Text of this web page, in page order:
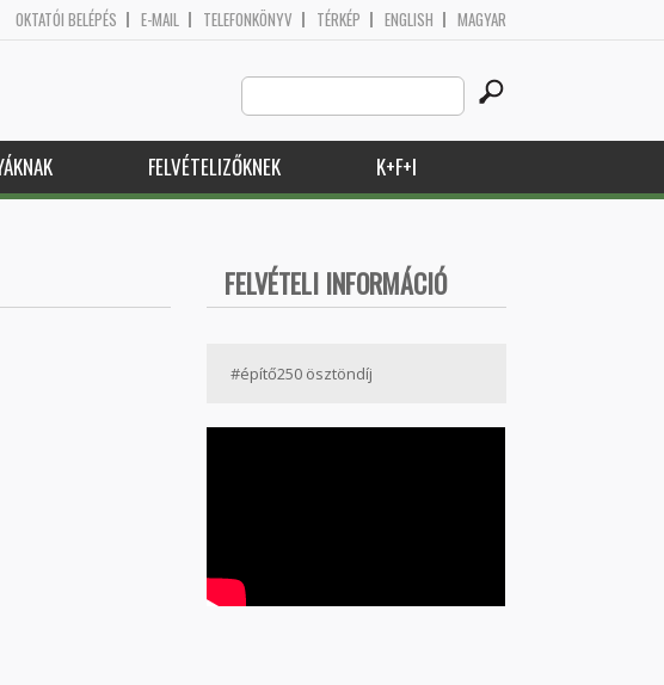
OKTATÓI BELÉPÉS E-MAIL TELEFONKÖNYV TÉRKÉP ENGLISH MAGYAR
Search
this
site
FELVÉTELIZŐKNEK K+F+I
FELVÉTELI INFORMÁCIÓ
#építő250 ösztöndíj